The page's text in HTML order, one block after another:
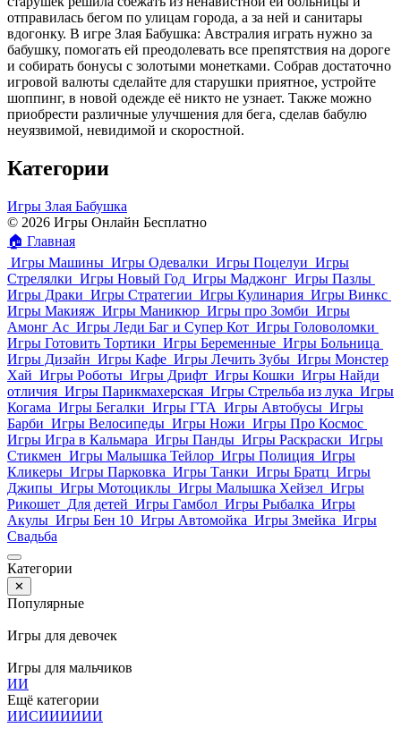
отправилась бегом по улицам города, а за ней и санитары
вдогонку. В игре Злая Бабушка: Австралия играть нужно за
бабушку, помогать ей преодолевать все препятствия на дороге
и собирать бонусы с золотыми монетками. Собрав достаточно
игровой валюты сделайте для старушки приятное, устройте
шоппинг, в новой одежде её никто не узнает. Также можно
приобрести различные улучшения для бега, сделав бабулю
неуязвимой, невидимой и скоростной.
Категории
Игры Злая Бабушка
© 2026 Игры Онлайн Бесплатно
🏠 Главная
Игры Машины Игры Одевалки Игры Поцелуи Игры
Стрелялки Игры Новый Год Игры Маджонг Игры Пазлы
Игры Драки Игры Стратегии Игры Кулинария Игры Винкс
Игры Макияж Игры Маникюр Игры про Зомби Игры
Амонг Ас Игры Леди Баг и Супер Кот Игры Головоломки
Игры Готовить Тортики Игры Беременные Игры Больница
Игры Дизайн Игры Кафе Игры Лечить Зубы Игры Монстер
Хай Игры Роботы Игры Дрифт Игры Кошки Игры Найди
отличия Игры Парикмахерская Игры Стрельба из лука Игры
Когама Игры Бегалки Игры ГТА Игры Автобусы Игры
Барби Игры Велосипеды Игры Ножи Игры Про Космос
Игры Игра в Кальмара Игры Панды Игры Раскраски Игры
Стикмен Игры Малышка Тейлор Игры Полиция Игры
Кликеры Игры Парковка Игры Танки Игры Братц Игры
Джипы Игры Мотоциклы Игры Малышка Хейзел Игры
Рикошет Для детей Игры Гамбол Игры Рыбалка Игры
Акулы Игры Бен 10 Игры Автомойка Игры Змейка Игры
Свадьба
Категории
✕
Популярные
Игры для девочек
Игры для мальчиков
ИИ
Ещё категории
ИИСИИИИИИ